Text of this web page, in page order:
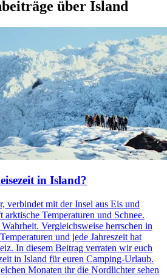
über Island
in Island?
verbindet mit der Insel aus Eis und
Temperaturen und Schnee.
Vergleichsweise herrschen in
und jede Jahreszeit hat
In diesem Beitrag verraten wir euch
in Island für euren Camping-Urlaub.
Monaten ihr die Nordlichter sehen